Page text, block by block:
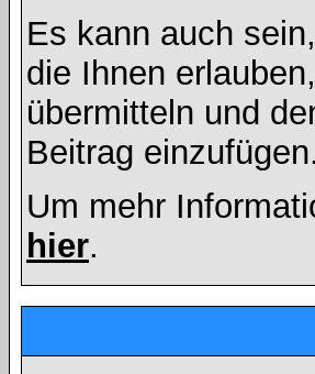
Es kann auch
die Ihnen
übermitteln und
Beitrag einzufügen.
Um mehr
hier.